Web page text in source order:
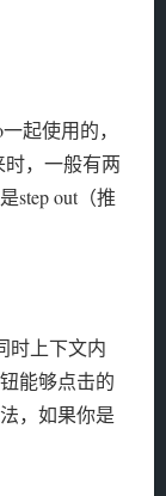
起使用的，
时，一般有两
step out（推
时上下文内
能够点击的
，如果你是